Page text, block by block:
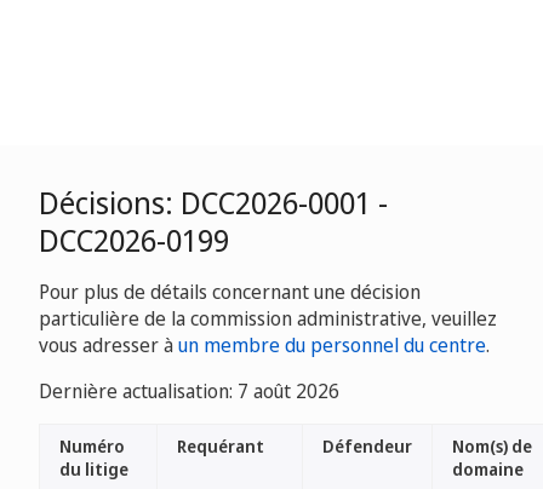
Décisions: DCC2026-0001 -
DCC2026-0199
Pour plus de détails concernant une décision
particulière de la commission administrative, veuillez
vous adresser àun membre du personnel du centre.
Dernière actualisation: 7 août 2026
Numéro
du litige
Requérant Défendeur
Nom(s) de
domaine